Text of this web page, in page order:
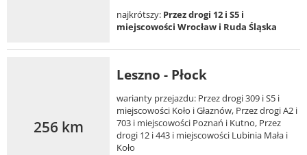
najkrótszy: Przez drogi 12 i S5 i
miejscowości Wrocław i Ruda Śląska
256 km
Leszno - Płock
warianty przejazdu: Przez drogi 309 i S5 i
miejscowości Koło i Głaznów, Przez drogi A2 i
703 i miejscowości Poznań i Kutno, Przez
drogi 12 i 443 i miejscowości Lubinia Mała i
Koło